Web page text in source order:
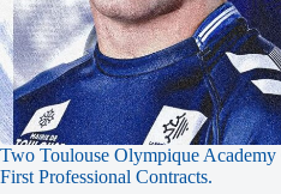
Two Toulouse Olympique Academy
First Professional Contracts.